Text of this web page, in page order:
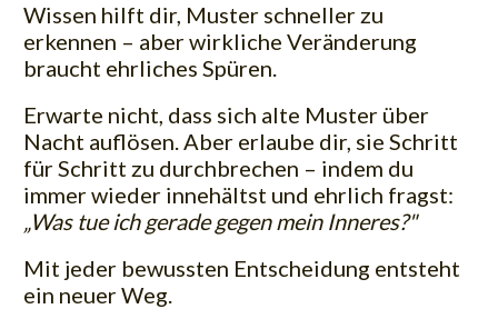
Wissen hilft dir, Muster schneller zu
erkennen – aber wirkliche Veränderung
braucht ehrliches Spüren.
Erwarte nicht, dass sich alte Muster über
Nacht auflösen. Aber erlaube dir, sie Schritt
für Schritt zu durchbrechen – indem du
immer wieder innehältst und ehrlich fragst:
„Was tue ich gerade gegen mein Inneres?"
Mit jeder bewussten Entscheidung entsteht
ein neuer Weg.